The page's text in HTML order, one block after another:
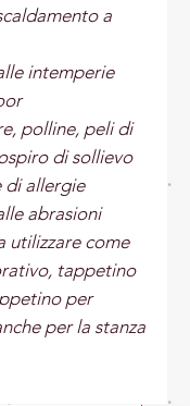
a
intemperie
polline, peli di
di sollievo
di allergie
abrasioni
utilizzare come
tappetino
per
per la stanza